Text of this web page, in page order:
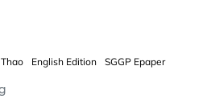
English Edition SGGP Epaper